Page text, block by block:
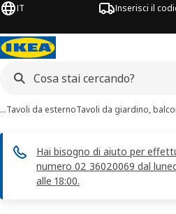
IT Inserisci il
…Tavoli da esternoTavoli da giardino,
Hai bisogno di aiuto per
numero 02 36020069 dal
alle 18:00.